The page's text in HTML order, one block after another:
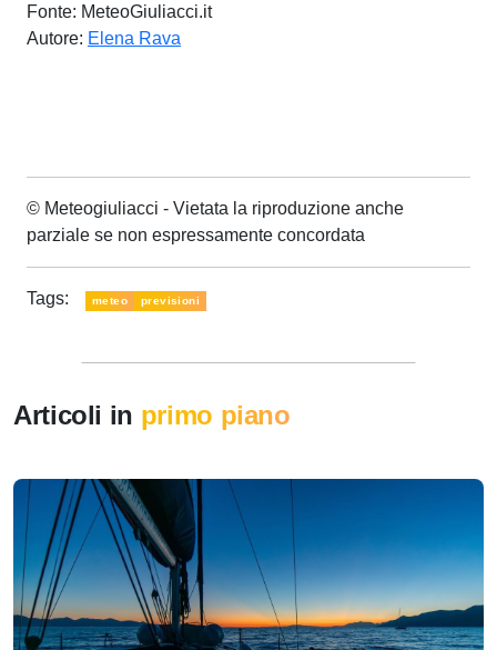
Fonte: MeteoGiuliacci.it
Autore: Elena Rava
© Meteogiuliacci - Vietata la riproduzione anche
parziale se non espressamente concordata
Tags: meteo previsioni
Articoli in primo piano